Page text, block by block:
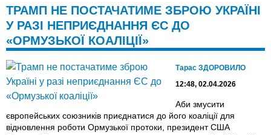
ТРАМП НЕ ПОСТАЧАТИМЕ ЗБРОЮ УКРАЇНІ
У РАЗІ НЕПРИЄДНАННЯ ЄС ДО
«ОРМУЗЬКОЇ КОАЛІЦІЇ»
Тарас ЗДОРОВИЛО
12:48, 02.04.2026
Аби змусити
європейських союзників приєднатися до його коаліції для
відновлення роботи Ормузької протоки, президент США